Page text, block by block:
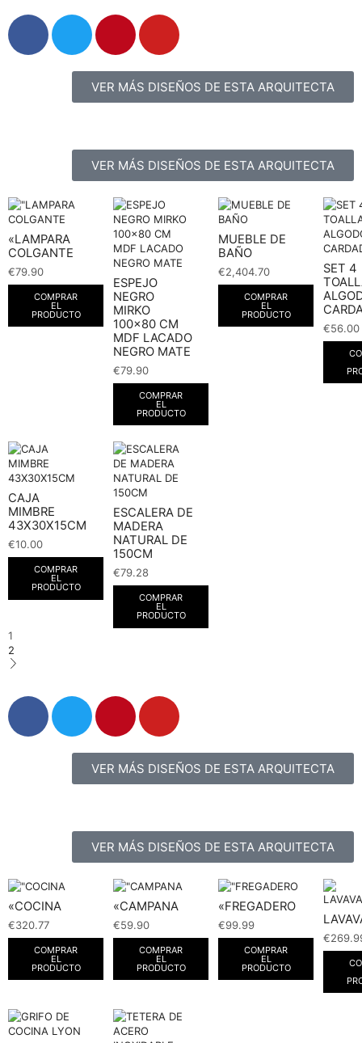
VER MÁS DISEÑOS DE ESTA ARQUITECTA
VER MÁS DISEÑOS DE ESTA ARQUITECTA
«LAMPARA
COLGANTE
€79.90
COMPRAR
EL
PRODUCTO
ESPEJO
NEGRO
MIRKO
100×80 CM
MDF LACADO
NEGRO MATE
€79.90
COMPRAR
EL
PRODUCTO
MUEBLE DE
BAÑO
€2,404.70
COMPRAR
EL
PRODUCTO
SET 4
€56.00
CAJA
MIMBRE
43X30X15CM
€10.00
COMPRAR
EL
PRODUCTO
ESCALERA DE
MADERA
NATURAL DE
150CM
€79.28
COMPRAR
EL
PRODUCTO
1
2
VER MÁS DISEÑOS DE ESTA ARQUITECTA
VER MÁS DISEÑOS DE ESTA ARQUITECTA
«COCINA
€320.77
COMPRAR
EL
PRODUCTO
«CAMPANA
€59.90
COMPRAR
EL
PRODUCTO
«FREGADERO
€99.99
COMPRAR
EL
PRODUCTO
€